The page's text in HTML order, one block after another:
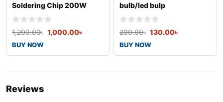
Soldering Chip 200W
1,200.00৳ 1,000.00৳
BUY NOW
bulb/led bulp
200.00৳ 130.00৳
BUY NOW
Reviews